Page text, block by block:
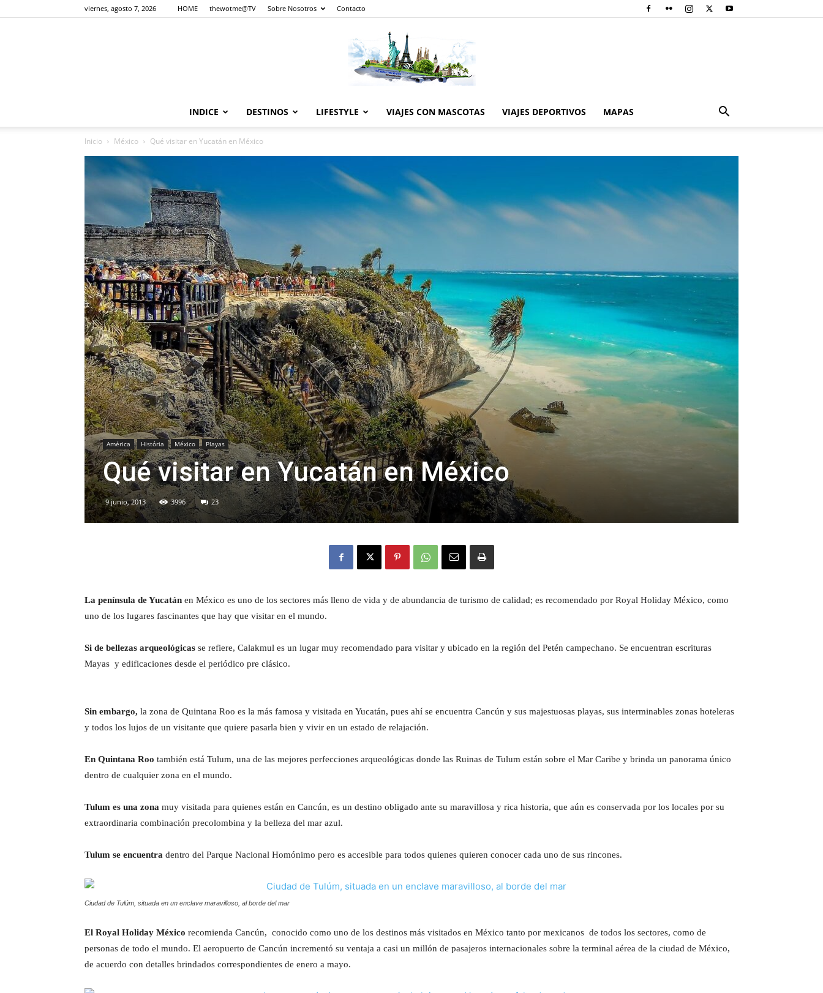
viernes, agosto 7, 2026 HOME thewotme@TV Sobre Nosotros Contacto
World
Thru
My
Eyes
INDICE DESTINOS LIFESTYLE VIAJES CON MASCOTAS VIAJES DEPORTIVOS MAPAS
Inicio México Qué visitar en Yucatán en México
América História México Playas
Qué visitar en Yucatán en México
9 junio, 2013 3996 23
La península de Yucatán en México es uno de los sectores más lleno de vida y de abundancia de turismo de calidad; es recomendado por Royal Holiday México, como
uno de los lugares fascinantes que hay que visitar en el mundo.
Si de bellezas arqueológicas se refiere, Calakmul es un lugar muy recomendado para visitar y ubicado en la región del Petén campechano. Se encuentran escrituras
Mayas y edificaciones desde el periódico pre clásico.
Sin embargo, la zona de Quintana Roo es la más famosa y visitada en Yucatán, pues ahí se encuentra Cancún y sus majestuosas playas, sus interminables zonas hoteleras
y todos los lujos de un visitante que quiere pasarla bien y vivir en un estado de relajación.
En Quintana Roo también está Tulum, una de las mejores perfecciones arqueológicas donde las Ruinas de Tulum están sobre el Mar Caribe y brinda un panorama único
dentro de cualquier zona en el mundo.
Tulum es una zona muy visitada para quienes están en Cancún, es un destino obligado ante su maravillosa y rica historia, que aún es conservada por los locales por su
extraordinaria combinación precolombina y la belleza del mar azul.
Tulum se encuentra dentro del Parque Nacional Homónimo pero es accesible para todos quienes quieren conocer cada uno de sus rincones.
Ciudad de Tulúm, situada en un enclave maravilloso, al borde del mar
El Royal Holiday México recomienda Cancún, conocido como uno de los destinos más visitados en México tanto por mexicanos de todos los sectores, como de
personas de todo el mundo. El aeropuerto de Cancún incrementó su ventaja a casi un millón de pasajeros internacionales sobre la terminal aérea de la ciudad de México,
de acuerdo con detalles brindados correspondientes de enero a mayo.